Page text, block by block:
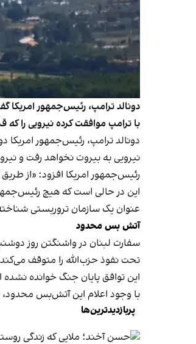
دونالد ترامپ، رئیس‌جمهور امریکا
با ترامپ موافقت کرده نیرویی را
نیرویی به بیروت نخواهد رفت و
رئیس‌جمهور امریکا افزود: «از
این در حالی است که هیچ
عنوان یک سازمان تروریستی
آتش بس محدود
تحت نفوذ حزب‌الله را متوقف می‌کند
این توافق پایان جنگ خوانده
با وجود اعلام این آتش‌بس
پربازدیدترین‌ها